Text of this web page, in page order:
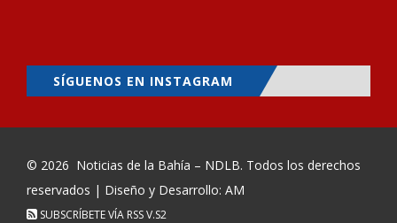
SÍGUENOS EN INSTAGRAM
© 2026 Noticias de la Bahía – NDLB. Todos los derechos
reservados | Diseño y Desarrollo: AM
SUBSCRÍBETE VÍA RSSV.S2